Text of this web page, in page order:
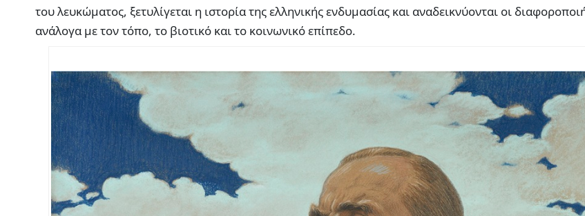
του λευκώματος, ξετυλίγεται η ιστορία της ελληνικής ενδυμασίας και αναδεικνύονται οι
ανάλογα με τον τόπο, το βιοτικό και το κοινωνικό επίπεδο.